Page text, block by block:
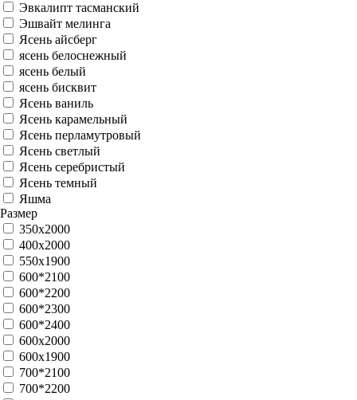
Бетон темный
Биянко
Бланжевое дерево
Бьянка Soft touch
Венге
Венге мелинга
графит
Грей
Грей мелинга
Джерси
Дуб
дуб античный
Дуб арктик